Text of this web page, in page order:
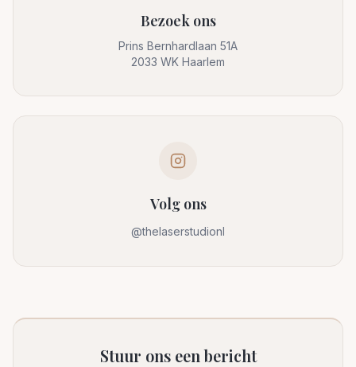
Bezoek ons
Prins Bernhardlaan 51A
2033 WK Haarlem
Volg ons
@thelaserstudionl
Stuur ons een bericht